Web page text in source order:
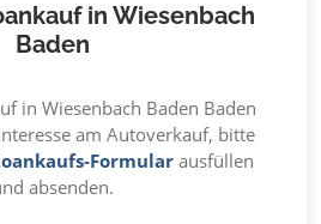
in Wiesenbach
Baden
in Wiesenbach Baden Baden
am Autoverkauf, bitte
Formularausfüllen
absenden.